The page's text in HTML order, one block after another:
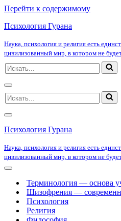
Перейти к содержимому
Психология Гурана
Наука, психология и религия есть
цивилизованный мир, в котором не
Искать...
Меню
навигации
Искать...
Меню
навигации
Психология Гурана
Наука, психология и религия есть
цивилизованный мир, в котором не
Меню
навигацииТерминология — основа
Шизофрения —
Психология
Религия